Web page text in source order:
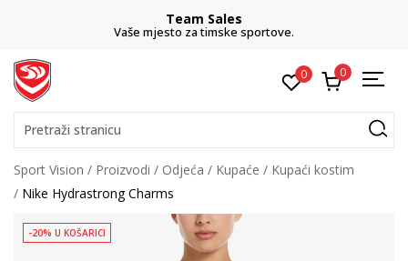
Team Sales
Vaše mjesto za timske sportove.
0 0
Pretraži stranicu
Sport Vision Proizvodi Odjeća Kupaće
Kupaći kostim
Nike Hydrastrong Charms
-20% U KOŠARICI